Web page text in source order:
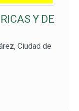
Y DE
Ciudad de